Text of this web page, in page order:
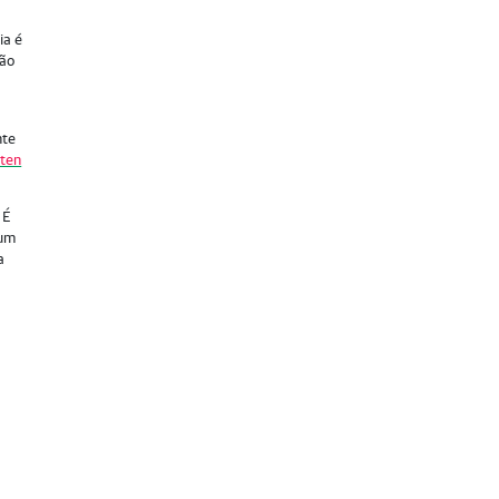
é